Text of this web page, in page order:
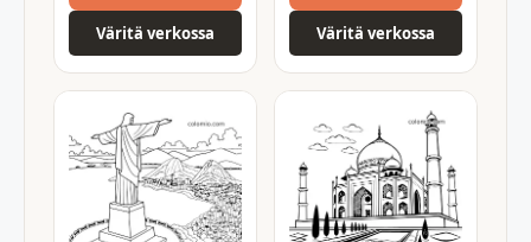
Väritä verkossa Väritä verkossa